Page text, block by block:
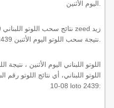
08-10 loto 2439: